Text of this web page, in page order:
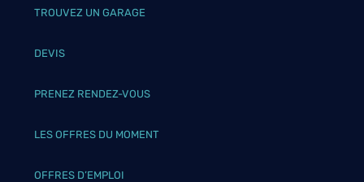
TROUVEZ UN GARAGE
DEVIS
PRENEZ RENDEZ-VOUS
LES OFFRES DU MOMENT
OFFRES D’EMPLOI